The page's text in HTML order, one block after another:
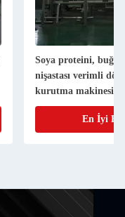
Soya proteini,
nişastası verimli
kurutma makinesi
En İyi